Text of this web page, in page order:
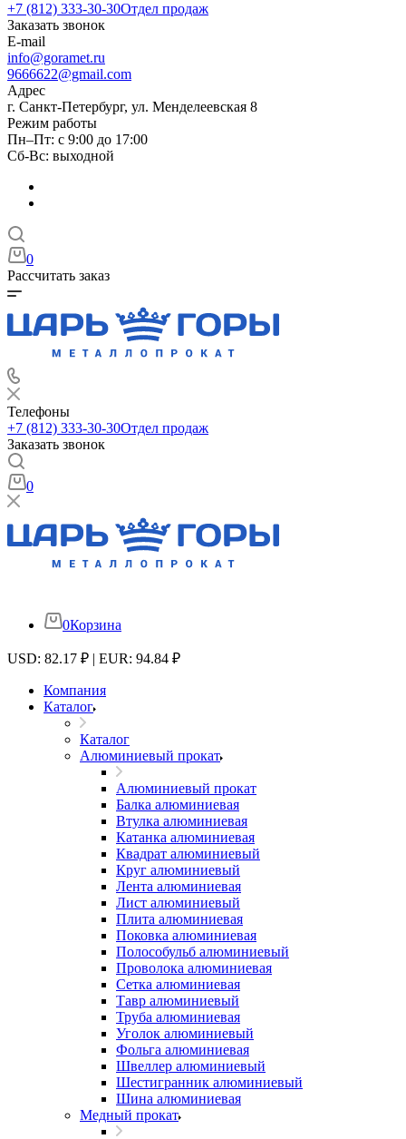
+7 (812) 333-30-30Отдел продаж
Заказать звонок
E-mail
info@goramet.ru
9666622@gmail.com
Адрес
г. Санкт-Петербург, ул. Менделеевская 8
Режим работы
Пн–Пт: с 9:00 до 17:00
Сб-Вс: выходной
0
Рассчитать заказ
Телефоны
+7 (812) 333-30-30Отдел продаж
Заказать звонок
0
0Корзина
USD: 82.17 ₽ | EUR: 94.84 ₽
Компания
Каталог
Каталог
Алюминиевый прокат
Алюминиевый прокат
Балка алюминиевая
Втулка алюминиевая
Катанка алюминиевая
Квадрат алюминиевый
Круг алюминиевый
Лента алюминиевая
Лист алюминиевый
Плита алюминиевая
Поковка алюминиевая
Полособульб алюминиевый
Проволока алюминиевая
Сетка алюминиевая
Тавр алюминиевый
Труба алюминиевая
Уголок алюминиевый
Фольга алюминиевая
Швеллер алюминиевый
Шестигранник алюминиевый
Шина алюминиевая
Медный прокат